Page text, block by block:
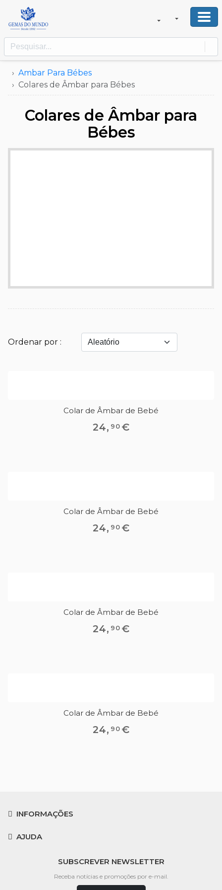
Ambar Para Bébes
Colares de Âmbar para Bébes
Colares de Âmbar para
Bébes
Ordenar por :
Colar de Âmbar de Bebé
24, 90 €
Colar de Âmbar de Bebé
24, 90 €
Colar de Âmbar de Bebé
24, 90 €
Colar de Âmbar de Bebé
24, 90 €
INFORMAÇÕES
AJUDA
SUBSCREVER NEWSLETTER
Receba notícias e promoções por e-mail.